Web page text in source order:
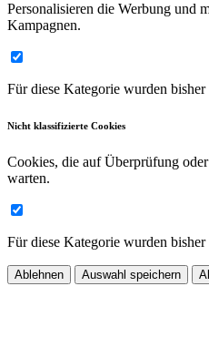
Personalisieren die Werbung und
Kampagnen.
Für diese Kategorie wurden
Nicht klassifizierte Cookies
Cookies, die auf Überprüfung
warten.
Für diese Kategorie wurden
Ablehnen Auswahl speichern